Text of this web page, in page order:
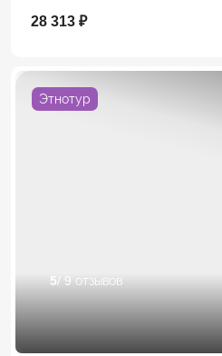
28 313 ₽
Этнотур
5/ 9 отзывов